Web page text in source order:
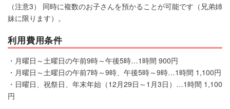
（注意3） 同時に複数のお子さんを預かることが可能です（兄弟姉
妹に限ります）。
利用費用条件
・月曜日～土曜日の午前9時～午後5時…1時間 900円
・月曜日～土曜日の午前7時～9時、午後5時～9時…1時間 1,100円
・日曜日、祝祭日、年末年始（12月29日～1月3日）…1時間 1,100
円